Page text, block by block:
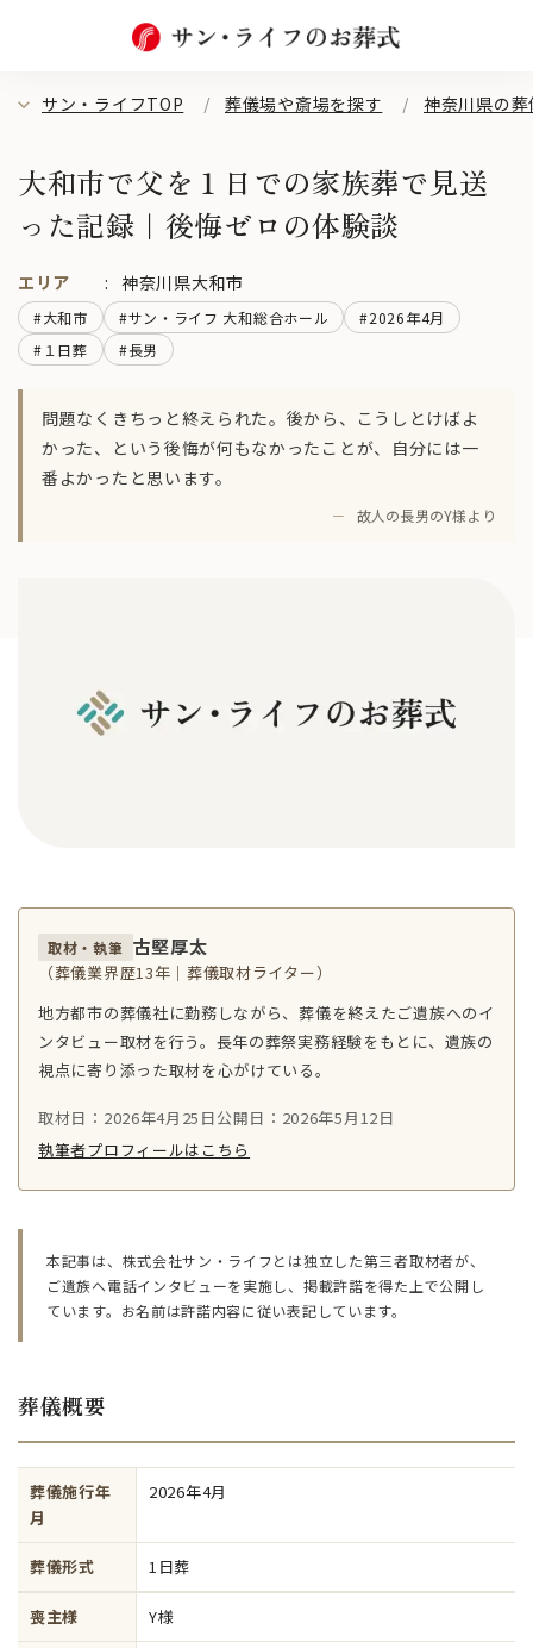
サン・ライフTOP 葬儀場や斎場を探す 神奈川県の
大和市で父を１日での家族葬で見送
った記録｜後悔ゼロの体験談
エリア 神奈川県大和市
#大和市 #サン・ライフ 大和総合ホール
#2026年4月
#１日葬
#長男
問題なくきちっと終えられた。後から、こうしとけばよ
かった、という後悔が何もなかったことが、自分には一
番よかったと思います。
－ 故人の長男のY様より
取材・執筆 古堅厚太
（葬儀業界歴13年｜葬儀取材ライター）
地方都市の葬儀社に勤務しながら、葬儀を終えたご遺族へのイ
ンタビュー取材を行う。長年の葬祭実務経験をもとに、遺族の
視点に寄り添った取材を心がけている。
取材日：2026年4月25日公開日：2026年5月12日
執筆者プロフィールはこちら
本記事は、株式会社サン・ライフとは独立した第三者取材者が、
ご遺族へ電話インタビューを実施し、掲載許諾を得た上で公開し
ています。お名前は許諾内容に従い表記しています。
葬儀概要
葬儀施行年
月
2026年4月
葬儀形式 1日葬
喪主様 Y様